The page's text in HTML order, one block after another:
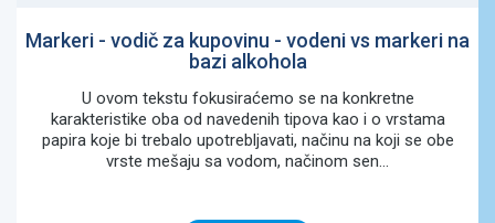
Markeri - vodič za kupovinu - vodeni vs markeri na
bazi alkohola
U ovom tekstu fokusiraćemo se na konkretne
karakteristike oba od navedenih tipova kao i o vrstama
papira koje bi trebalo upotrebljavati, načinu na koji se obe
vrste mešaju sa vodom, načinom sen...